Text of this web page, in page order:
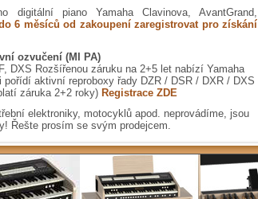
digitální piano Yamaha Clavinova, AvantGrand,
6 měsíců od zakoupení zaregistrovat pro získání
ozvučení (MI PA)
DXS Rozšířenou záruku na 2+5 let nabízí Yamaha
aktivní reproboxy řady DZR / DSR / DXR / DXS
záruka 2+2 roky) Registrace ZDE
elektroniky, motocyklů apod. neprovádíme, jsou
Řešte prosím se svým prodejcem.